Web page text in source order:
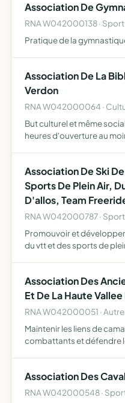
Association De
RNA W042000138 · Sport
Pratique de la
Association De La
Verdon
RNA W042000064 ·
But culturel et même
heures d'ouverture au
Association De Ski
Sports De Plein Air,
D'allos, Team
RNA W042000787 · Sport
Promouvoir et
du vtt et des sports de
Association Des
Et De La Haute
RNA W042000051 ·
Maintenir les liens de
combattants et défendre
Association Des
RNA W042000548 · Sport